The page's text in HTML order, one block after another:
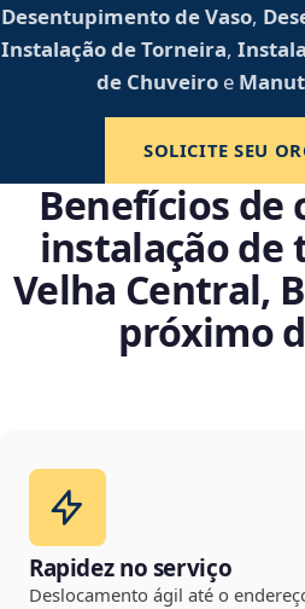
Desentupimento de Vaso,
Instalação de Torneira,
de Chuveiro e
SOLICITE SEU
Benefícios de
instalação de
Velha Central,
próximo
Rapidez no serviço
Deslocamento ágil até o